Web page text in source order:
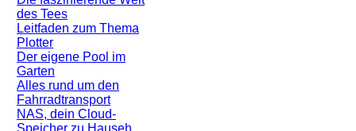
des Tees
Leitfaden zum Thema
Plotter
Der eigene Pool im
Garten
Alles rund um den
Fahrradtransport
NAS, dein Cloud-
Speicher zu Hauseh